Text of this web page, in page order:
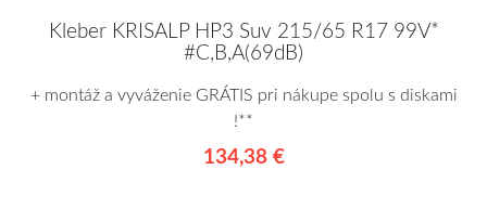
Kleber KRISALP HP3 Suv 215/65 R17 99V*
#C,B,A(69dB)
+ montáž a vyváženie GRÁTIS pri nákupe spolu s diskami
!**
134,38 €